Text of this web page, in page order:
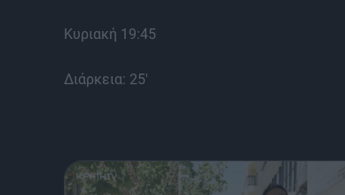
Κυριακή 19:45
Διάρκεια: 25'